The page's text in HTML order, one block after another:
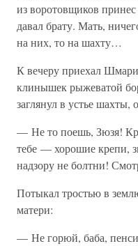
из воротовщиков
давал брату. Мать,
на них, то на шахту…
К вечеру приехал
клинышек рыжеватой
заглянул в устье шахты,
— Не то поешь, Зюзя!
тебе — хорошие крепи,
надзору не болтни!
Потыкал тростью в
матери:
— Не горюй, баба,